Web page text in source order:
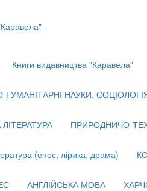
Книги видавництва "Каравела"
ГУМАНІТАРНІ НАУКИ.
ПРИРОДНИЧО-
(епос, лірика, драма)
АНГЛІЙСЬКА МОВА